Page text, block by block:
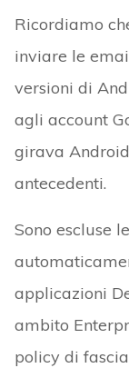
Ricordiamo
inviare le
versioni di
agli account
girava
antecedenti.
Sono escluse
applicazioni
ambito
policy di